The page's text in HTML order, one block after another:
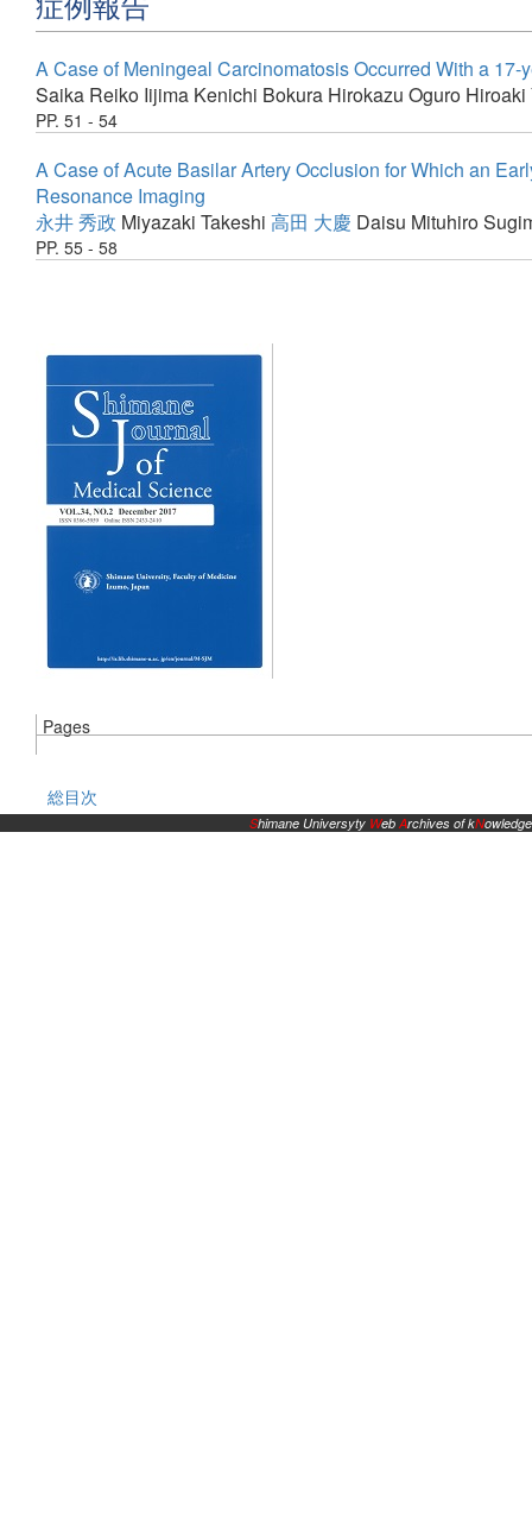
A Case of Meningeal Carcinomatosis Occurred With a 17-
Saika Reiko Iijima Kenichi Bokura Hirokazu Oguro Hiroaki
PP. 51 - 54
A Case of Acute Basilar Artery Occlusion for Which an
Resonance Imaging
永井 秀政 Miyazaki Takeshi 高田 大慶 Daisu Mituhiro
PP. 55 - 58
Pages
総目次
Shimane Universyty WebArchives of kNowledge